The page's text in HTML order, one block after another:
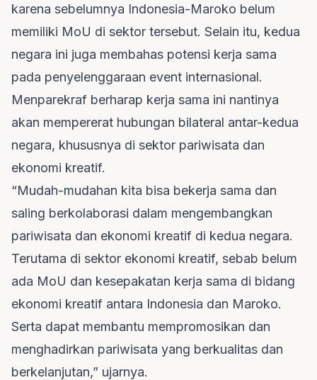
karena sebelumnya Indonesia-Maroko belum
memiliki MoU di sektor tersebut. Selain itu, kedua
negara ini juga membahas potensi kerja sama
pada penyelenggaraan event internasional.
Menparekraf berharap kerja sama ini nantinya
akan mempererat hubungan bilateral antar-kedua
negara, khususnya di sektor pariwisata dan
ekonomi kreatif.
“Mudah-mudahan kita bisa bekerja sama dan
saling berkolaborasi dalam mengembangkan
pariwisata dan ekonomi kreatif di kedua negara.
Terutama di sektor ekonomi kreatif, sebab belum
ada MoU dan kesepakatan kerja sama di bidang
ekonomi kreatif antara Indonesia dan Maroko.
Serta dapat membantu mempromosikan dan
menghadirkan pariwisata yang berkualitas dan
berkelanjutan,” ujarnya.